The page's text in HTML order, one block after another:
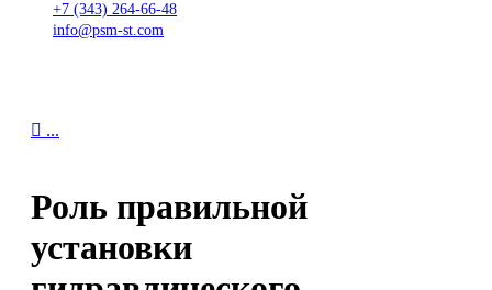
+7 (343) 264-66-48
info@psm-st.com
 ...
Роль правильной
установки